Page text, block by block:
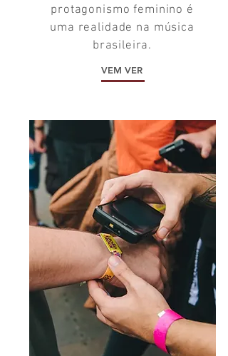
protagonismo feminino é
uma realidade na música
brasileira.
VEM VER